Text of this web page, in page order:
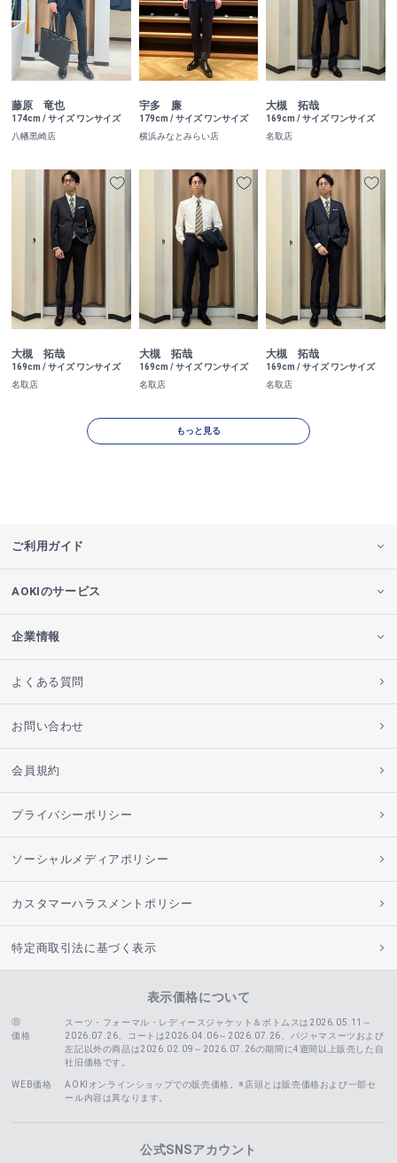
藤原 竜也
174cm / サイズ ワンサイズ
八幡黒崎店
宇多 廉
179cm / サイズ ワンサイズ
横浜みなとみらい店
大槻 拓哉
169cm / サイズ ワンサイズ
名取店
大槻 拓哉
169cm / サイズ ワンサイズ
名取店
大槻 拓哉
169cm / サイズ ワンサイズ
名取店
大槻 拓哉
169cm / サイズ ワンサイズ
名取店
もっと見る
ご利用ガイド
AOKIのサービス
企業情報
よくある質問
お問い合わせ
会員規約
プライバシーポリシー
ソーシャルメディアポリシー
カスタマーハラスメントポリシー
特定商取引法に基づく表示
表示価格について
価格
スーツ・フォーマル・レディースジャケット＆ボトムスは2026.05.11～
2026.07.26、コートは2026.04.06～2026.07.26、
パジャマスーツおよび
左記以外の商品は2026.02.09～2026.07.26の期間に4週間以上販売した自
社旧価格です。
WEB価格
AOKIオンラインショップでの販売価格。※店頭とは販売価格および一部セ
ール内容は異なります。
公式SNSアカウント